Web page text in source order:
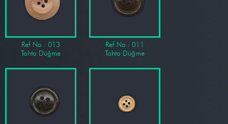
Ref No : 013
Tahta Düğme
Ref No : 011
Tahta Düğme